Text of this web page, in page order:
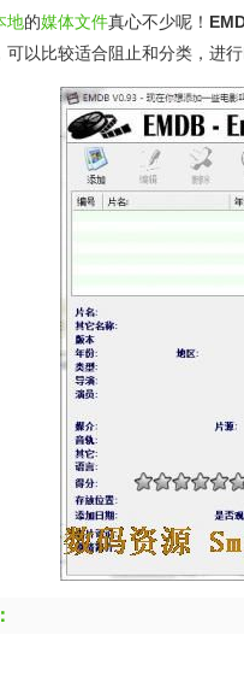
地的媒体文件真心不少呢！
可以比较适合阻止和分类，进